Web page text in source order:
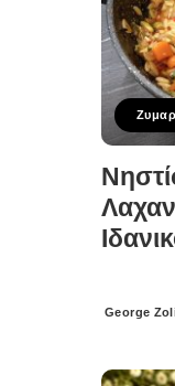
Posted
George